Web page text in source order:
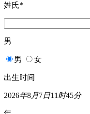
姓氏*
男
男 女
出生时间
2026年8月7日11 时45分